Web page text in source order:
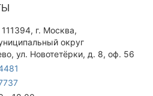
г. Москва,
округ
ул. Новотетёрки, д. 8, оф. 56